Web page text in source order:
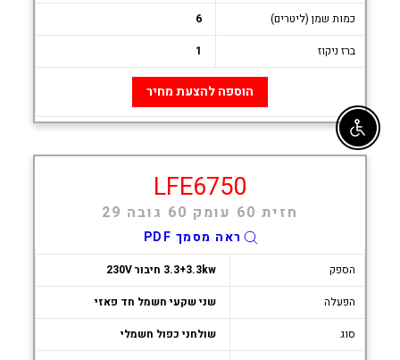
כמות שמן (ליטרים)
6
ברז ניקוז
1
הוספה להצעת מחיר
LFE6750
חזית 60 עומק 60 גובה 29
ראה מסמך PDF
הספק
3.3+3.3kw חיבור 230V
הפעלה
שני שקעי חשמל חד פאזי
סוג
שולחני כפול חשמלי
Enable accessibility